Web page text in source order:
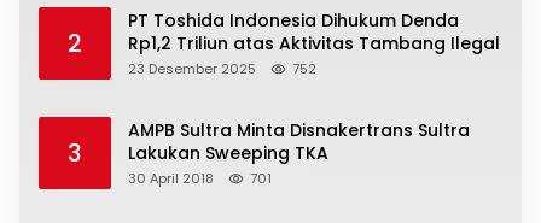
2
PT Toshida Indonesia Dihukum Denda
Rp1,2 Triliun atas Aktivitas Tambang Ilegal
23 Desember 2025 752
3
AMPB Sultra Minta Disnakertrans Sultra
Lakukan Sweeping TKA
30 April 2018 701